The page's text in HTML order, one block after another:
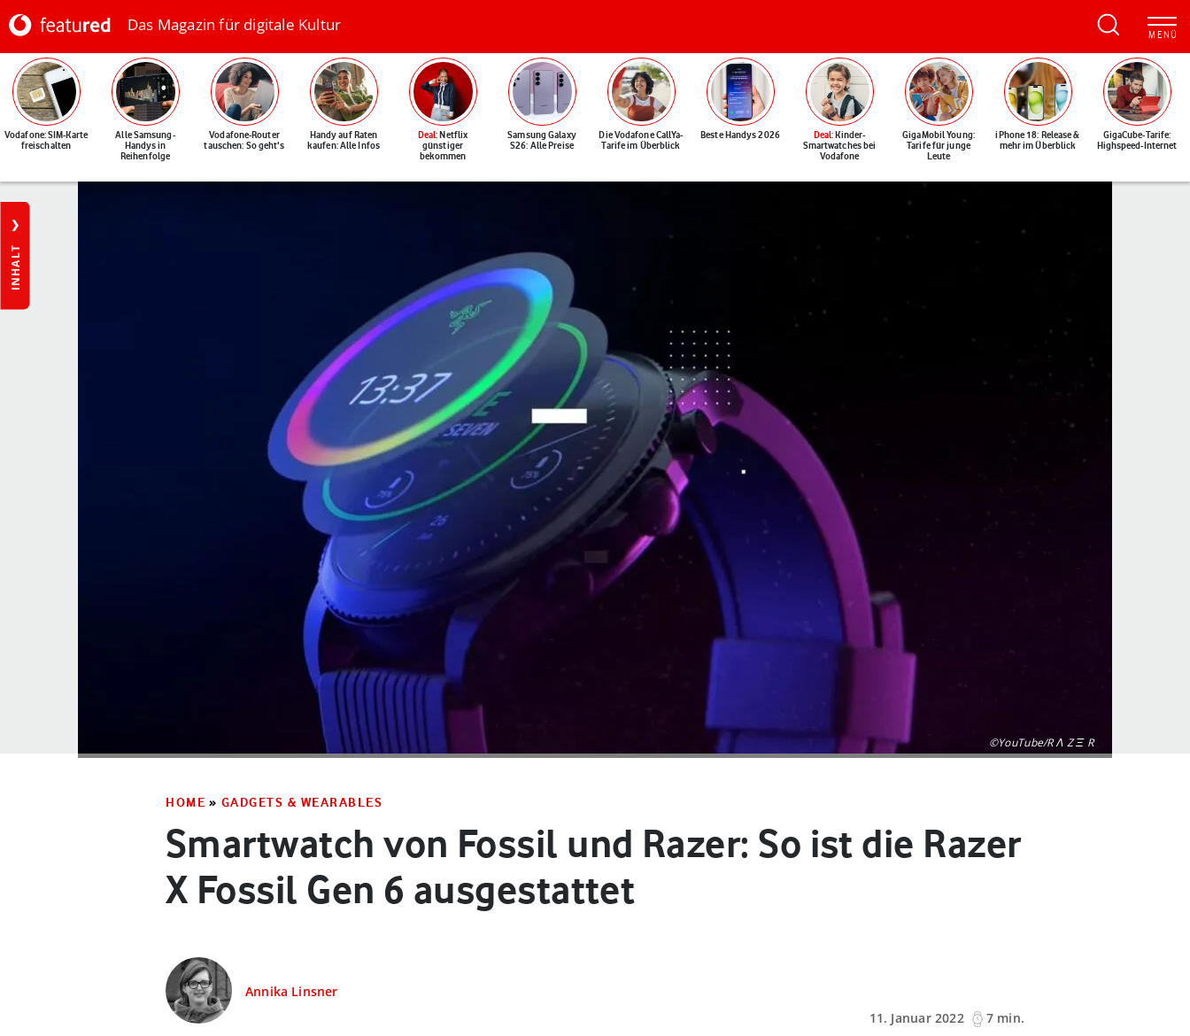
Das Magazin für digitale Kultur
Vodafone: SIM-Karte
freischalten
Alle Samsung-
Handys in
Reihenfolge
Vodafone-Router
tauschen: So geht's
Handy auf Raten
kaufen: Alle Infos
Deal: Netflix
günstiger
bekommen
Samsung Galaxy
S26: Alle Preise
Die Vodafone CallYa-
Tarife im Überblick
Beste Handys 2026 Deal: Kinder-
Smartwatches bei
Vodafone
GigaMobil Young:
Tarife für junge
Leute
iPhone 18: Release &
mehr im Überblick
GigaCube-Tarife:
Highspeed-Internet
INHALT
©YouTube/R Λ Z Ξ R
HOME » GADGETS & WEARABLES
Smartwatch von Fossil und Razer: So ist die Razer
X Fossil Gen 6 ausgestattet
Annika Linsner
11. Januar 2022
7 min.